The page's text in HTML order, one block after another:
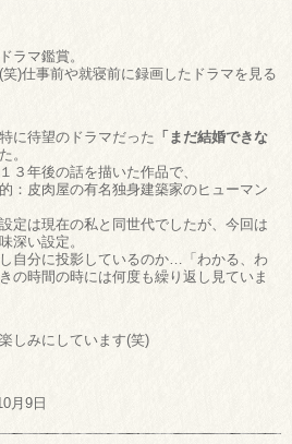
ラマ鑑賞。
)仕事前や就寝前に録画したドラマを見る
に待望のドラマだった 「まだ結婚できな
。
３年後の話を描いた作品で、
：皮肉屋の有名独身建築家のヒューマン
定は現在の私と同世代でしたが、今回は
深い設定。
自分に投影しているのか…「わかる、わ
の時間の時には何度も繰り返し見ていま
しみにしています(笑)
月9日